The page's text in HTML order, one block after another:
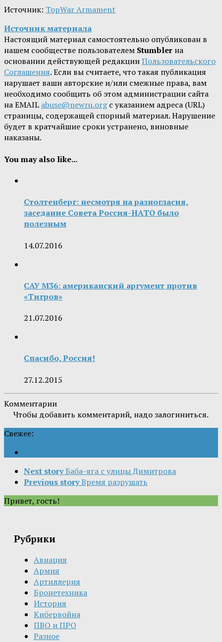
Источник: TopWar Armament
Источник материала
Настоящий материал самостоятельно опубликован в
нашем сообществе пользователем Stumbler на
основании действующей редакцииПользовательского
Соглашения. Если вы считаете, что такая публикация
нарушает ваши авторские и/или смежные права, вам
необходимо сообщить об этом администрации сайта
на EMAIL abuse@newru.orgс указанием адреса (URL)
страницы, содержащей спорный материал. Нарушение
будет в кратчайшие сроки устранено, виновные
наказаны.
You may also like...
Столтенберг: несмотря на разногласия,
заседание Совета Россия-НАТО было
полезным
14.07.2016
САУ M36: американский аргумент против
«Тигров»
21.07.2016
Спасибо, Россия!
27.12.2015
Комментарии
Чтобы добавить комментарий, надо залогиниться.
Свежее:
Next storyБаба-яга с улицы Димитрова
Previous storyВремя разрушать
Привет, гость!
Рубрики
Авиация
Армия
Артиллерия
Бронетехника
История
Кибервойна
ПВО и ПРО
Разное